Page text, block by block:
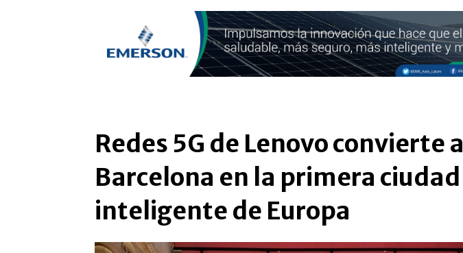
Redes 5G de Lenovo convierte a
Barcelona en la primera ciudad
inteligente de Europa